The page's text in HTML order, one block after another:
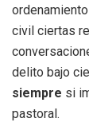
civil ciertas
delito bajo
siempre si
pastoral.